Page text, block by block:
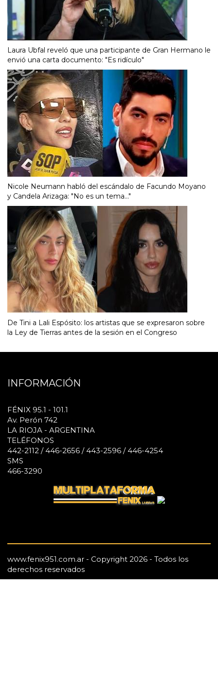
Laura Ubfal reveló que una participante de Gran Hermano le
envió una carta documento: "Es ridículo"
Nicole Neumann habló del escándalo de Facundo Moyano
y Candela Arizaga: "No es un tema..."
De Tini a Lali Espósito: los artistas que se expresaron sobre
la Ley de Tierras antes de la sesión en el Congreso
INFORMACIÓN
FÉNIX 95.1 - 101.1
Av. Perón 742
LA RIOJA - ARGENTINA
TELÉFONOS
442-2112 / 446-2656 / 443-2596 / 446-4254
SMS
466-3290
www.fenix951.com.ar - Copyright 2026 - Todos los
derechos reservados